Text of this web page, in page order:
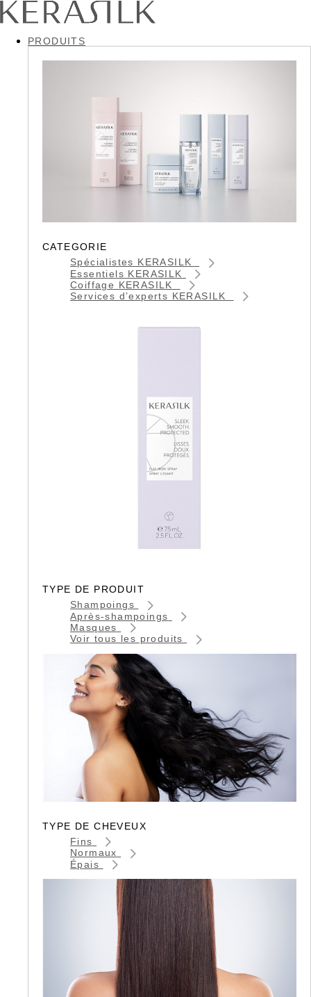
PRODUITS
CATEGORIE
Spécialistes KERASILK
Essentiels KERASILK
Coiffage KERASILK
Services d’experts KERASILK
TYPE DE PRODUIT
Shampoings
Après-shampoings
Masques
Voir tous les produits
TYPE DE CHEVEUX
Fins
Normaux
Épais